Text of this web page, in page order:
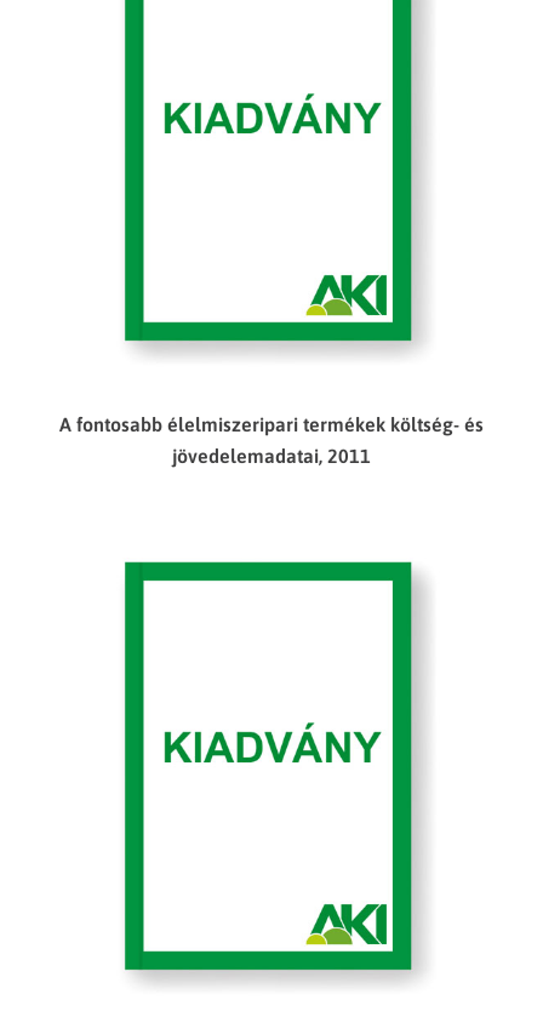
A fontosabb élelmiszeripari termékek költség- és
jövedelemadatai, 2011